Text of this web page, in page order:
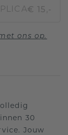
€ 15,-
ons op.
30
Jouw